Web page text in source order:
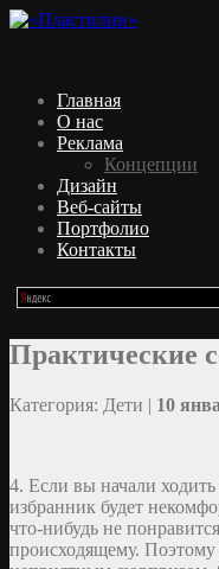
Главная
О нас
Реклама
Концепции
Дизайн
Веб-сайты
Портфолио
Контакты
Практические
Категория: Дети | 10
4. Если вы начали
избранник будет
что-нибудь не
происходящему. Поэтому